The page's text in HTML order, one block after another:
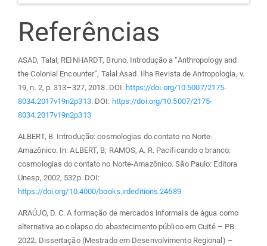
Referências
ASAD, Talal; REINHARDT, Bruno. Introdução a “Anthropology and
the Colonial Encounter”, Talal Asad. Ilha Revista de Antropologia, v.
19, n. 2, p. 313–327, 2018. DOI: https://doi.org/10.5007/2175-
8034.2017v19n2p313. DOI: https://doi.org/10.5007/2175-
8034.2017v19n2p313
ALBERT, B. Introdução: cosmologias do contato no Norte-
Amazônico. In: ALBERT, B; RAMOS, A. R. Pacificando o branco:
cosmologias do contato no Norte-Amazônico. São Paulo: Editora
Unesp, 2002, 532p. DOI:
https://doi.org/10.4000/books.irdeditions.24689
ARAÚJO, D. C. A formação de mercados informais de água como
alternativa ao colapso do abastecimento público em Cuité – PB.
2022. Dissertação (Mestrado em Desenvolvimento Regional) –